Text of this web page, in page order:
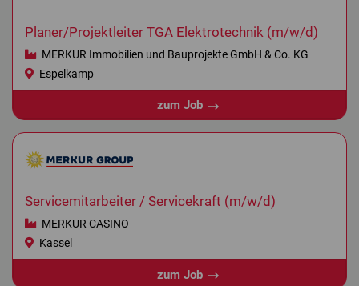
Planer/Projektleiter TGA Elektrotechnik (m/w/d)
MERKUR Immobilien und Bauprojekte GmbH & Co. KG
Espelkamp
zum Job
Servicemitarbeiter / Servicekraft (m/w/d)
MERKUR CASINO
Kassel
zum Job